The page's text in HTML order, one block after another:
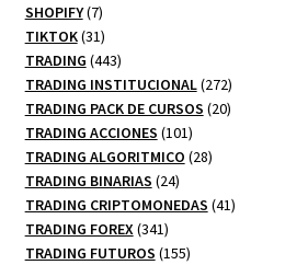
productos
SHOPIFY 77
productos
TIKTOK 3131
productos
TRADING 443443
productos
TRADING INSTITUCIONAL 272272
productos
TRADING PACK DE CURSOS 2020
TRADING ACCIONES 101101
productos
TRADING ALGORITMICO 2828
TRADING BINARIAS 2424
productos
TRADING CRIPTOMONEDAS 4141
TRADING FOREX 341341
productos
TRADING FUTUROS 155155